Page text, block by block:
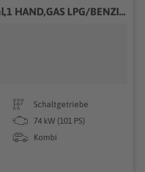
Dacia Jogger Essential,1 HAND,GAS LPG/BENZIN,TEMPOMAT
Schaltgetriebe
74 kW (101 PS)
Kombi